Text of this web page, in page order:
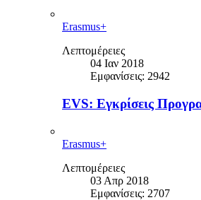
Erasmus+
Λεπτομέρειες
04 Ιαν 2018
Εμφανίσεις: 2942
EVS: Εγκρίσεις
Erasmus+
Λεπτομέρειες
03 Απρ 2018
Εμφανίσεις: 2707